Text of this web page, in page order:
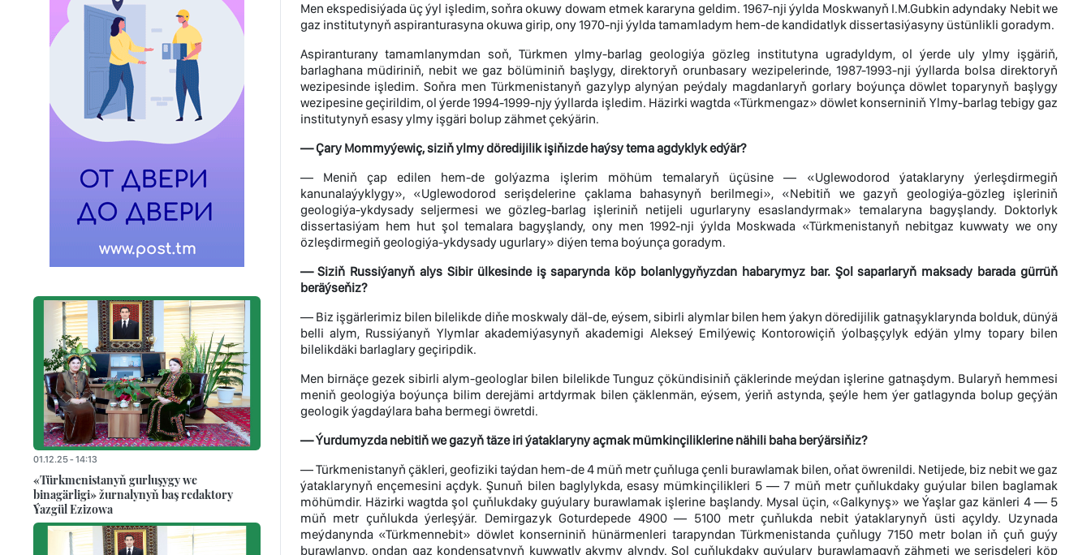
Men ekspedisiýada üç ýyl işledim, soňra okuwy dowam etmek kararyna geldim. 1967-nji ýylda Moskwanyň I.M.Gubkin adyndaky Nebit we
gaz institutynyň aspiranturasyna okuwa girip, ony 1970-nji ýylda tamamladym hem-de kandidatlyk dissertasiýasyny üstünlikli goradym.
Aspiranturany tamamlanymdan soň, Türkmen ylmy-barlag geologiýa gözleg institutyna ugradyldym, ol ýerde uly ylmy işgäriň,
barlaghana müdiriniň, nebit we gaz bölüminiň başlygy, direktoryň orunbasary wezipelerinde, 1987-1993-nji ýyllarda bolsa direktoryň
wezipesinde işledim. Soňra men Türkmenistanyň gazylyp alynýan peýdaly magdanlaryň gorlary boýunça döwlet toparynyň başlygy
wezipesine geçirildim, ol ýerde 1994-1999-njy ýyllarda işledim. Häzirki wagtda «Türkmengaz» döwlet konserniniň Ylmy-barlag tebigy gaz
institutynyň esasy ylmy işgäri bolup zähmet çekýärin.
— Çary Mommyýewiç, siziň ylmy döredijilik işiňizde haýsy tema agdyklyk edýär?
— Meniň çap edilen hem-de golýazma işlerim möhüm temalaryň üçüsine — «Uglewodorod ýataklaryny ýerleşdirmegiň
kanunalaýyklygy», «Uglewodorod serişdelerine çaklama bahasynyň berilmegi», «Nebitiň we gazyň geologiýa-gözleg işleriniň
geologiýa-ykdysady seljermesi we gözleg-barlag işleriniň netijeli ugurlaryny esaslandyrmak» temalaryna bagyşlandy. Doktorlyk
dissertasiýam hem hut şol temalara bagyşlandy, ony men 1992-nji ýylda Moskwada «Türkmenistanyň nebitgaz kuwwaty we ony
özleşdirmegiň geologiýa-ykdysady ugurlary» diýen tema boýunça goradym.
— Siziň Russiýanyň alys Sibir ülkesinde iş saparynda köp bolanlygyňyzdan habarymyz bar. Şol saparlaryň maksady barada gürrüň
beräýseňiz?
— Biz işgärlerimiz bilen bilelikde diňe moskwaly däl-de, eýsem, sibirli alymlar bilen hem ýakyn döredijilik gatnaşyklarynda bolduk, dünýä
belli alym, Russiýanyň Ylymlar akademiýasynyň akademigi Alekseý Emilýewiç Kontorowiçiň ýolbaşçylyk edýän ylmy topary bilen
bilelikdäki barlaglary geçiripdik.
Men birnäçe gezek sibirli alym-geologlar bilen bilelikde Tunguz çökündisiniň çäklerinde meýdan işlerine gatnaşdym. Bularyň hemmesi
meniň geologiýa boýunça bilim derejämi artdyrmak bilen çäklenmän, eýsem, ýeriň astynda, şeýle hem ýer gatlagynda bolup geçýän
geologik ýagdaýlara baha bermegi öwretdi.
— Ýurdumyzda nebitiň we gazyň täze iri ýataklaryny açmak mümkinçiliklerine nähili baha berýärsiňiz?
— Türkmenistanyň çäkleri, geofiziki taýdan hem-de 4 müň metr çuňluga çenli burawlamak bilen, oňat öwrenildi. Netijede, biz nebit we gaz
ýataklarynyň ençemesini açdyk. Şunuň bilen baglylykda, esasy mümkinçilikleri 5 — 7 müň metr çuňlukdaky guýular bilen baglamak
möhümdir. Häzirki wagtda şol çuňlukdaky guýulary burawlamak işlerine başlandy. Mysal üçin, «Galkynyş» we Ýaşlar gaz känleri 4 — 5
müň metr çuňlukda ýerleşýär. Demirgazyk Goturdepede 4900 — 5100 metr çuňlukda nebit ýataklarynyň üsti açyldy. Uzynada
meýdanynda «Türkmennebit» döwlet konserniniň hünärmenleri tarapyndan Türkmenistanda çuňlugy 7150 metr bolan iň çuň guýy
burawlanyp, ondan gaz kondensatynyň kuwwatly akymy alyndy. Şol çuňlukdaky guýulary burawlamagyň zähmeti we serişdeleri köp
01.12.25 - 14:13
«Türkmenistanyň gurluşygy we
binagärligi» žurnalynyň baş redaktory
Ýazgül Ezizowa